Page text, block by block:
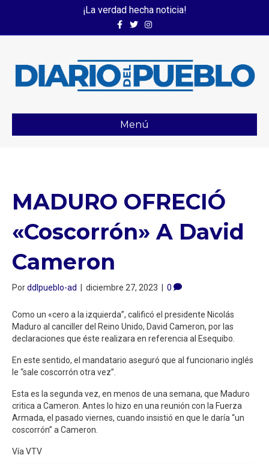
¡La verdad hecha noticia!
FacebookTwitterInstagram
Menú
MADURO OFRECIÓ
«coscorrón» A David
Cameron
Porddlpueblo-ad | diciembre 27, 2023 | 0
Como un «cero a la izquierda”, calificó el presidente Nicolás
Maduro al canciller del Reino Unido, David Cameron, por las
declaraciones que éste realizara en referencia al Esequibo.
En este sentido, el mandatario aseguró que al funcionario inglés
le “sale coscorrón otra vez”.
Esta es la segunda vez, en menos de una semana, que Maduro
critica a Cameron. Antes lo hizo en una reunión con la Fuerza
Armada, el pasado viernes, cuando insistió en que le daría “un
coscorrón” a Cameron.
Vía VTV